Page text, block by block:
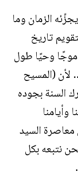
الزمان وما
تاريخ
وحيًا طول
لأن (المسيح
السنة بجوده
السيد
نتبعه بكل